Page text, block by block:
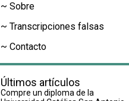
~ Sobre
~ Transcripciones falsas
~ Contacto
Últimos artículos
Compre un diploma de la